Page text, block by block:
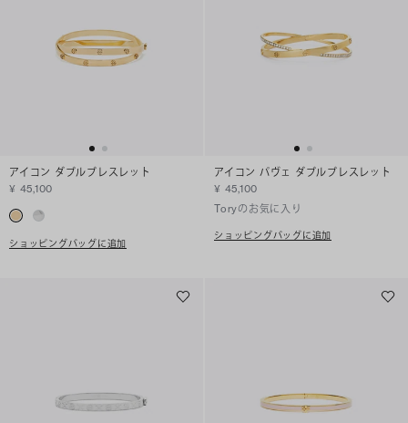
アイコン ダブルブレスレット
¥ 45,100
ショッピングバッグに追加
アイコン パヴェ ダブルブレスレット
¥ 45,100
Toryのお気に入り
ショッピングバッグに追加